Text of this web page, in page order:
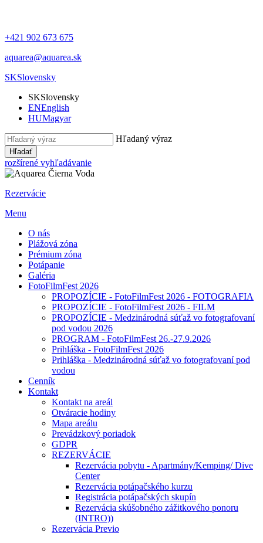
+421 902 673 675
aquarea@aquarea.sk
SKSlovensky
SKSlovensky
ENEnglish
HUMagyar
Hľadaný výraz
Hľadať
rozšírené vyhľadávanie
Rezervácie
Menu
O nás
Plážová zóna
Prémium zóna
Potápanie
Galéria
FotoFilmFest 2026
PROPOZÍCIE - FotoFilmFest 2026 - FOTOGRAFIA
PROPOZÍCIE - FotoFilmFest 2026 - FILM
PROPOZÍCIE - Medzinárodná súťaž vo fotografovaní
pod vodou 2026
PROGRAM - FotoFilmFest 26.-27.9.2026
Prihláška - FotoFilmFest 2026
Prihláška - Medzinárodná súťaž vo fotografovaní pod
vodou
Cenník
Kontakt
Kontakt na areál
Otváracie hodiny
Mapa areálu
Prevádzkový poriadok
GDPR
REZERVÁCIE
Rezervácia pobytu - Apartmány/Kemping/ Dive
Center
Rezervácia potápačského kurzu
Registrácia potápačských skupín
Rezervácia skúšobného zážitkového ponoru
(INTRO))
Rezervácia Previo